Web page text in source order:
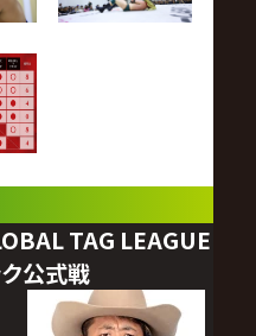
TAG LEAGUE
公式戦